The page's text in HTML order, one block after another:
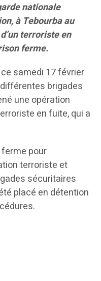
nationale
à Tebourba au
terroriste en
ferme.
samedi 17 février
brigades
une opération
en fuite, qui a
pour
terroriste et
sécuritaires
placé en détention